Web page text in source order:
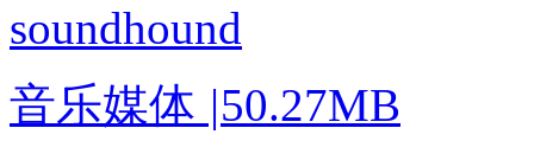
soundhound
音乐媒体 |50.27MB